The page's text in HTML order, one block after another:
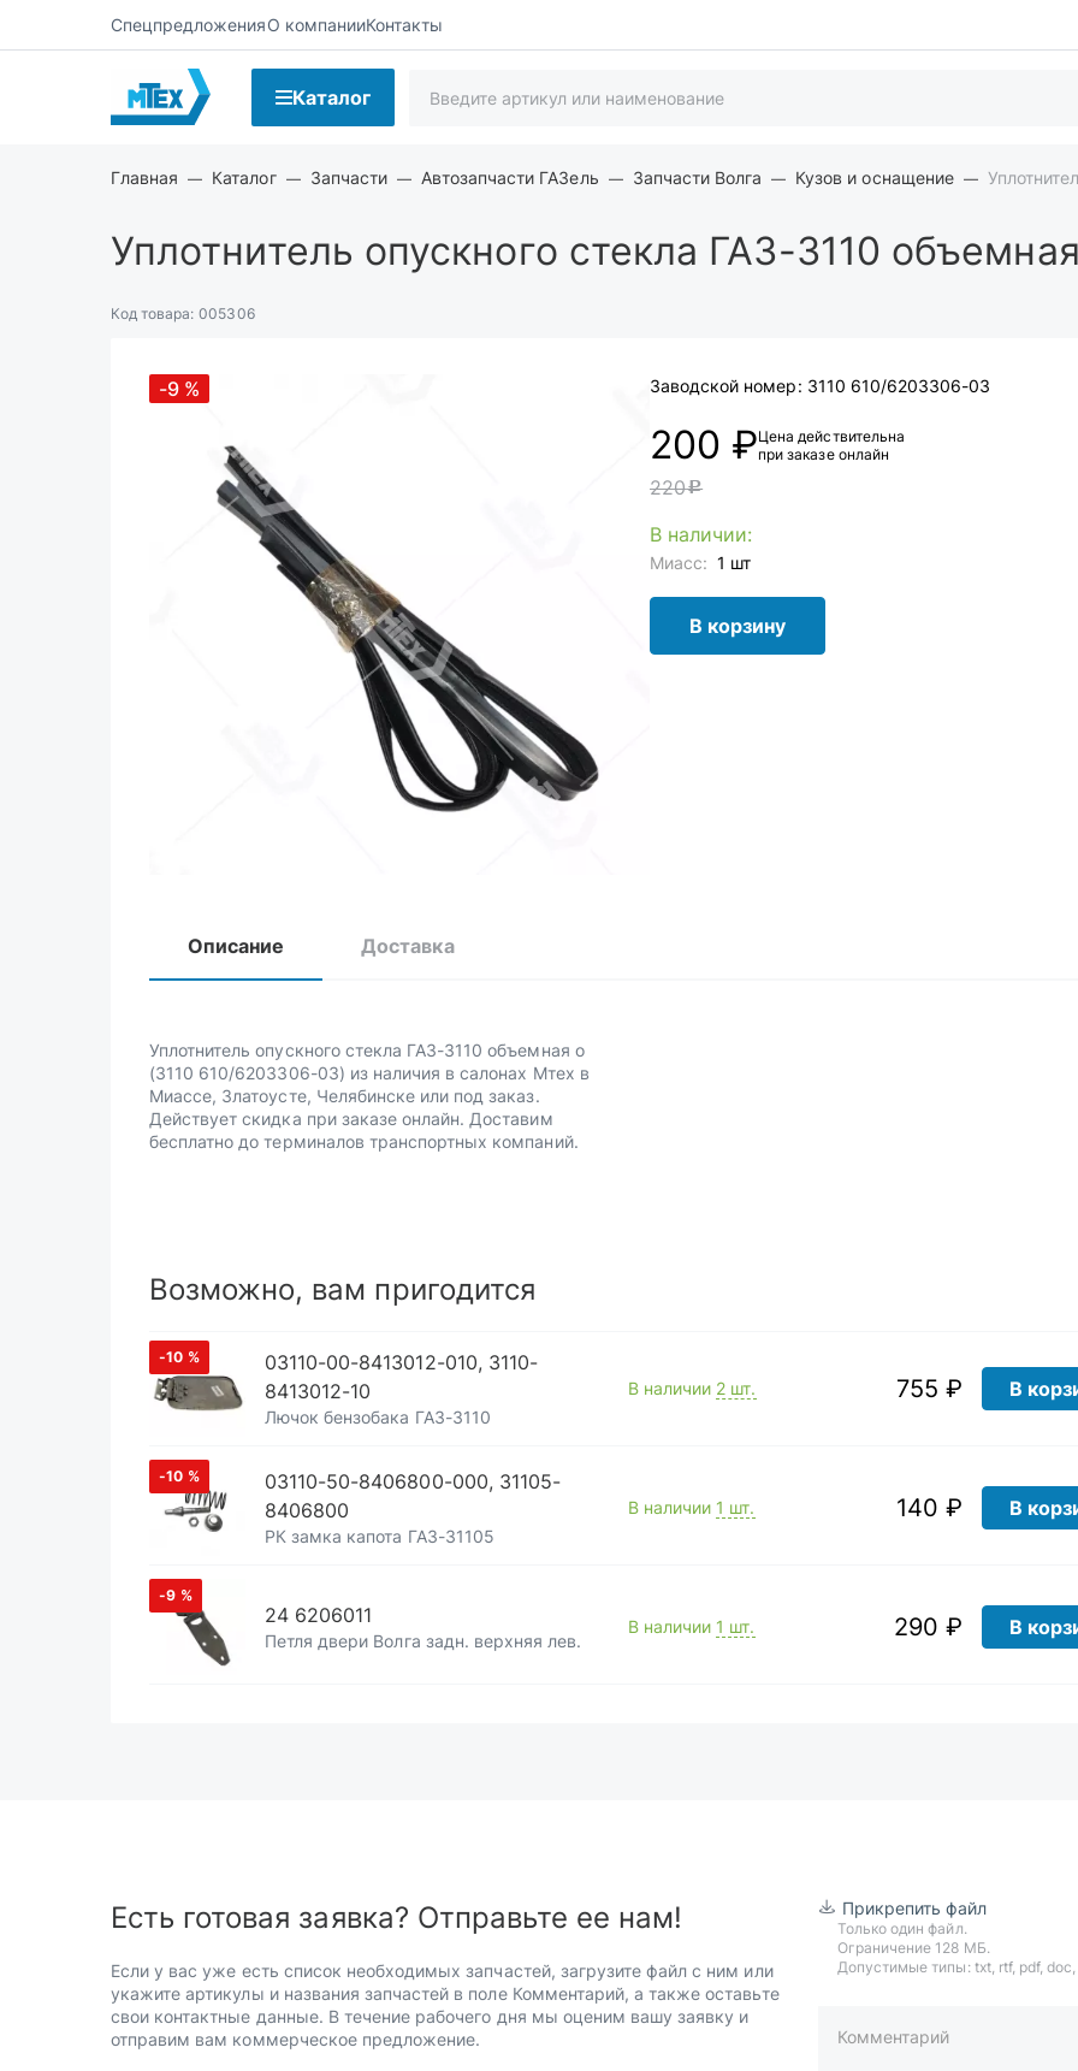
СпецпредложенияО компанииКонтакты
Каталог
Главная Каталог Запчасти Автозапчасти ГАЗель Запчасти Волга Кузов и оснащение
Уплотнитель опускного стекла ГАЗ-3110
Код товара: 005306
-9 % Заводской номер: 3110 610/6203306-03
200 ₽Цена действительна
при заказе онлайн
220c
В наличии:
Миасс: 1 шт
В корзину
Описание Доставка
Уплотнитель опускного стекла ГАЗ-3110 объемная о
(3110 610/6203306-03) из наличия в салонах Мтех в
Миассе, Златоусте, Челябинске или под заказ.
Действует скидка при заказе онлайн. Доставим
бесплатно до терминалов транспортных компаний.
Возможно, вам пригодится
-10 %
03110-00-8413012-010, 3110-
8413012-10
Лючок бензобака ГАЗ-3110
В наличии 2 шт. 755 ₽ В
-10 %
03110-50-8406800-000, 31105-
8406800
РК замка капота ГАЗ-31105
В наличии 1 шт. 140 ₽ В
-9 %
24 6206011
Петля двери Волга задн. верхняя лев.
В наличии 1 шт. 290 ₽ В
Есть готовая заявка? Отправьте ее нам!
Если у вас уже есть список необходимых запчастей, загрузите файл с ним или
укажите артикулы и названия запчастей в поле Комментарий, а также оставьте
свои контактные данные. В течение рабочего дня мы оценим вашу заявку и
отправим вам коммерческое предложение.
Прикрепить файл
Только один файл.
Ограничение 128 МБ.
Допустимые типы: txt, rtf, pdf,
Комментарий
пример: 89511234567 или